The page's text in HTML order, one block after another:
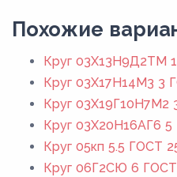
Похожие
Круг 03Х13Н9Д2ТМ
Круг 03Х17Н14М3 3
Круг 03Х19Г10Н7М2
Круг 03Х20Н16АГ6
Круг 05кп 5.5 ГОСТ
Круг 06Г2СЮ 6